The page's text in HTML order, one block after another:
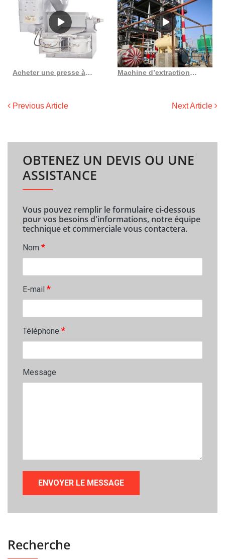
Acheter une presse à huile hydraulique de soja en acier inoxydable à haute efficacité Machine d’extraction d’huile de noix de coco de capacité moyenne 6yl 105 3
Previous Article Next Article
OBTENEZ UN DEVIS OU UNE
ASSISTANCE
Vous pouvez remplir le formulaire ci-dessous
pour vos besoins d'informations, notre équipe
technique et commerciale vous contactera.
Nom *
E-mail *
Téléphone *
Message
Recherche